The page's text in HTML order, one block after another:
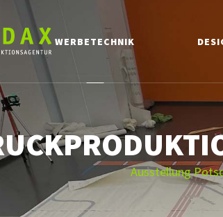
WERBETECHNIK
Ausstellung